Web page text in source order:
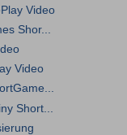
Video
Shor...
Video
Short...